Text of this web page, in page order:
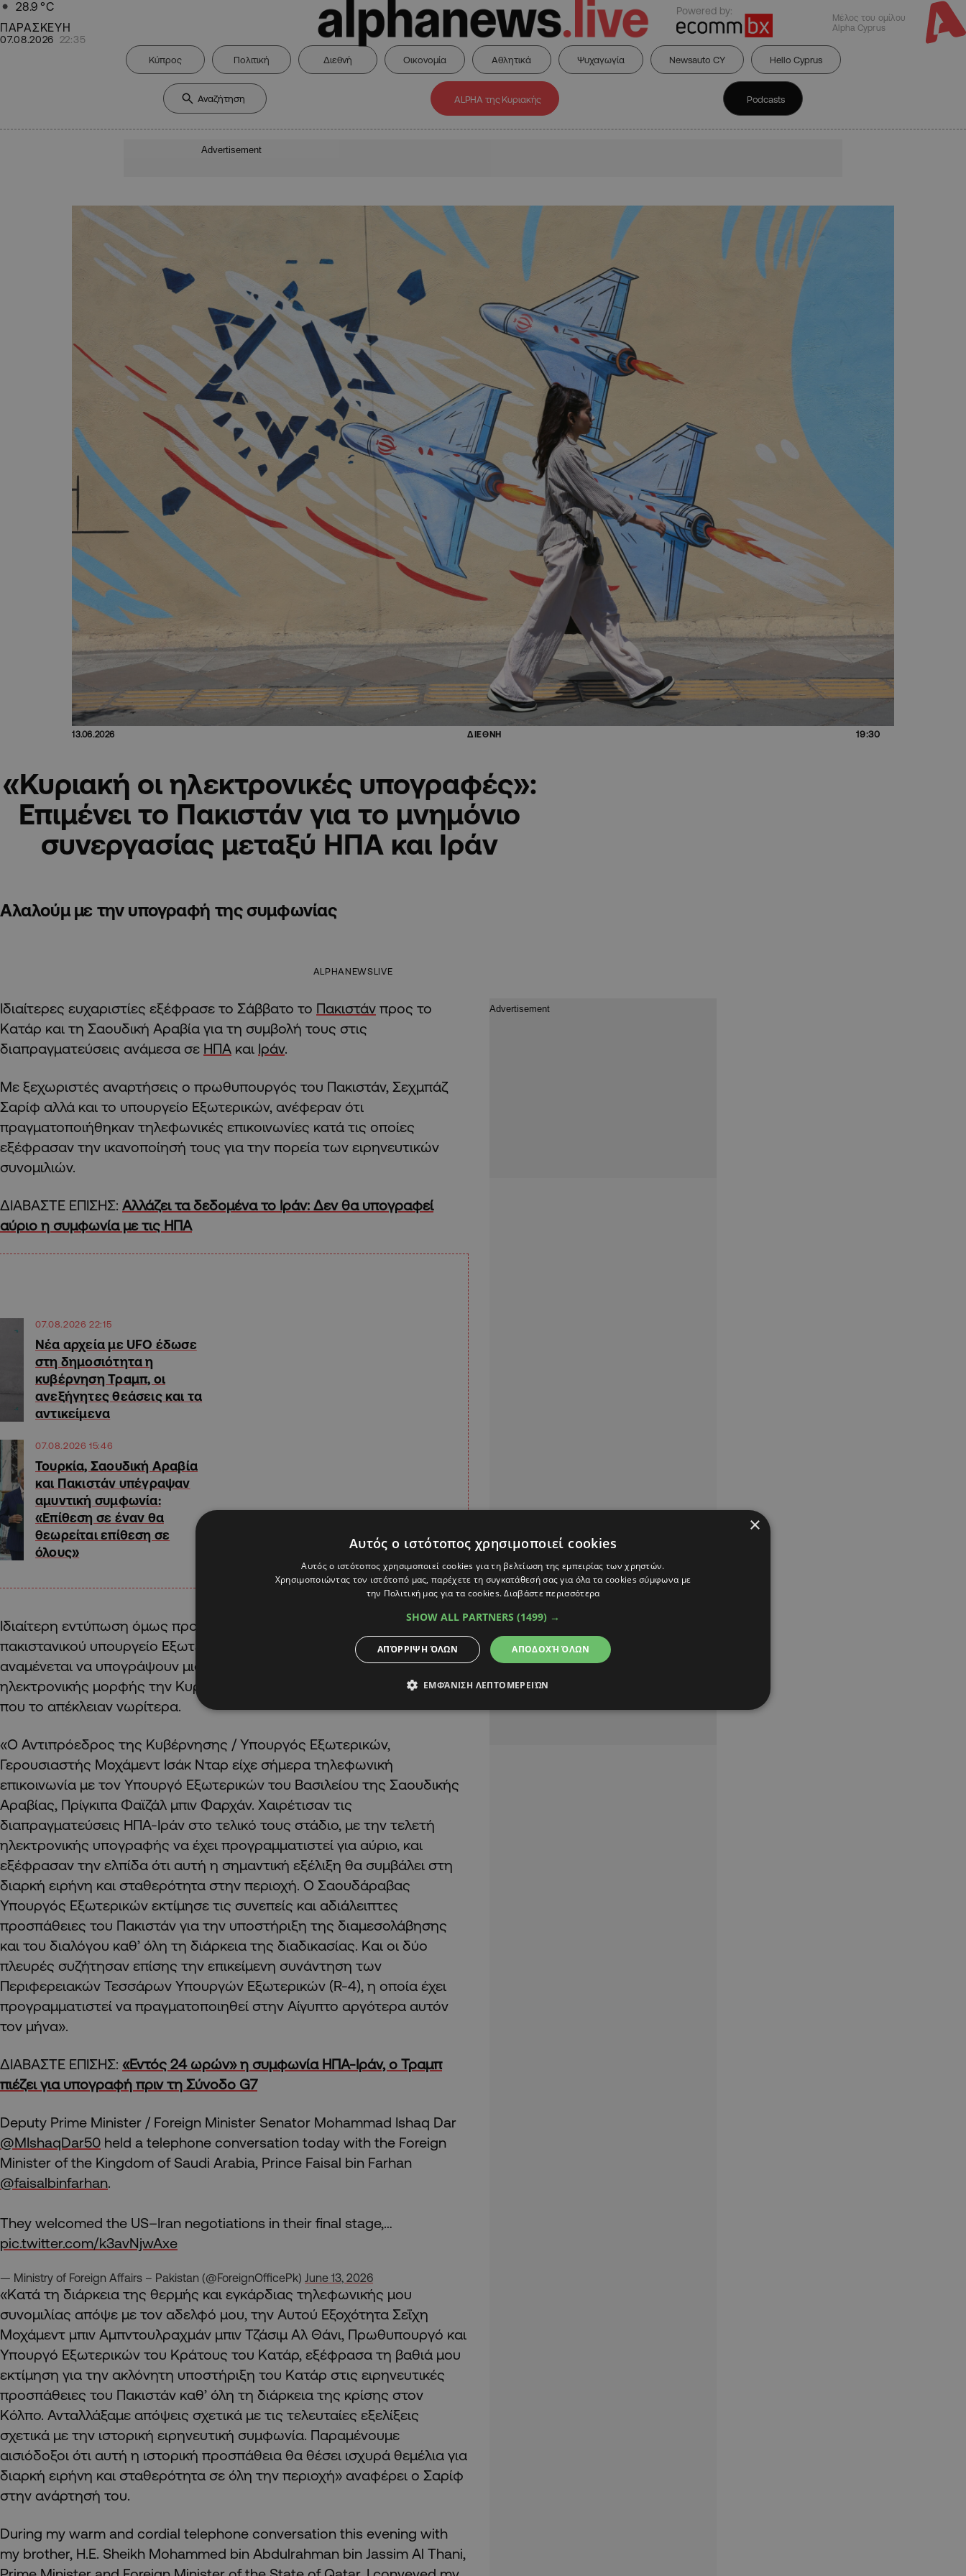
28.9 °C
ΠΑΡΑΣΚΕΥΗ
07.08.2026 22:35
Powered by:
Μέλος του ομίλου
Alpha Cyprus
Κύπρος Πολιτική Διεθνή Οικονομία Αθλητικά Ψυχαγωγία Newsauto CY Hello Cyprus
ALPHA της Κυριακής Podcasts
Advertisement
13.06.2026 ΔΙΕΘΝΗ 19:30
«Κυριακή οι ηλεκτρονικές υπογραφές»:
Επιμένει το Πακιστάν για το μνημόνιο
συνεργασίας μεταξύ ΗΠΑ και Ιράν
Αλαλούμ με την υπογραφή της συμφωνίας
ALPHANEWSLIVE
Ιδιαίτερες ευχαριστίες εξέφρασε το Σάββατο το Πακιστάν προς το
Κατάρ και τη Σαουδική Αραβία για τη συμβολή τους στις
διαπραγματεύσεις ανάμεσα σε ΗΠΑ και Ιράν.
Με ξεχωριστές αναρτήσεις ο πρωθυπουργός του Πακιστάν, Σεχμπάζ
Σαρίφ αλλά και το υπουργείο Εξωτερικών, ανέφεραν ότι
πραγματοποιήθηκαν τηλεφωνικές επικοινωνίες κατά τις οποίες
εξέφρασαν την ικανοποίησή τους για την πορεία των ειρηνευτικών
συνομιλιών.
ΔΙΑΒΑΣΤΕ ΕΠΙΣΗΣ: Αλλάζει τα δεδομένα το Ιράν: Δεν θα υπογραφεί
αύριο η συμφωνία με τις ΗΠΑ
07.08.2026 22:15
Νέα αρχεία με UFO έδωσε
στη δημοσιότητα η
κυβέρνηση Τραμπ, οι
ανεξήγητες θεάσεις και τα
αντικείμενα
07.08.2026 15:46
Τουρκία, Σαουδική Αραβία
και Πακιστάν υπέγραψαν
αμυντική συμφωνία:
«Επίθεση σε έναν θα
θεωρείται επίθεση σε
όλους»
Ιδιαίτερη εντύπωση όμως προκαλεί το γεγονός ότι, στην ανάρτηση του
πακιστανικού υπουργείο Εξωτερικών αναφέρεται πως ΗΠΑ και Ιράν
αναμένεται να υπογράψουν μια συμφωνία εξ αποστάσεως
ηλεκτρονικής μορφής την Κυριακή, αντικρούοντας τις ιρανικές θέσεις
που το απέκλειαν νωρίτερα.
«Ο Αντιπρόεδρος της Κυβέρνησης / Υπουργός Εξωτερικών,
Γερουσιαστής Μοχάμεντ Ισάκ Νταρ είχε σήμερα τηλεφωνική
επικοινωνία με τον Υπουργό Εξωτερικών του Βασιλείου της Σαουδικής
Αραβίας, Πρίγκιπα Φαϊζάλ μπιν Φαρχάν. Χαιρέτισαν τις
διαπραγματεύσεις ΗΠΑ-Ιράν στο τελικό τους στάδιο, με την τελετή
ηλεκτρονικής υπογραφής να έχει προγραμματιστεί για αύριο, και
εξέφρασαν την ελπίδα ότι αυτή η σημαντική εξέλιξη θα συμβάλει στη
διαρκή ειρήνη και σταθερότητα στην περιοχή. Ο Σαουδάραβας
Υπουργός Εξωτερικών εκτίμησε τις συνεπείς και αδιάλειπτες
προσπάθειες του Πακιστάν για την υποστήριξη της διαμεσολάβησης
και του διαλόγου καθ’ όλη τη διάρκεια της διαδικασίας. Και οι δύο
πλευρές συζήτησαν επίσης την επικείμενη συνάντηση των
Περιφερειακών Τεσσάρων Υπουργών Εξωτερικών (R-4), η οποία έχει
προγραμματιστεί να πραγματοποιηθεί στην Αίγυπτο αργότερα αυτόν
τον μήνα».
ΔΙΑΒΑΣΤΕ ΕΠΙΣΗΣ: «Εντός 24 ωρών» η συμφωνία ΗΠΑ-Ιράν, ο Τραμπ
πιέζει για υπογραφή πριν τη Σύνοδο G7
Deputy Prime Minister / Foreign Minister Senator Mohammad Ishaq Dar
@MIshaqDar50 held a telephone conversation today with the Foreign
Minister of the Kingdom of Saudi Arabia, Prince Faisal bin Farhan
@faisalbinfarhan.
They welcomed the US–Iran negotiations in their final stage,…
pic.twitter.com/k3avNjwAxe
— Ministry of Foreign Affairs – Pakistan (@ForeignOfficePk) June 13, 2026
«Κατά τη διάρκεια της θερμής και εγκάρδιας τηλεφωνικής μου
συνομιλίας απόψε με τον αδελφό μου, την Αυτού Εξοχότητα Σεΐχη
Μοχάμεντ μπιν Αμπντουλραχμάν μπιν Τζάσιμ Αλ Θάνι, Πρωθυπουργό και
Υπουργό Εξωτερικών του Κράτους του Κατάρ, εξέφρασα τη βαθιά μου
εκτίμηση για την ακλόνητη υποστήριξη του Κατάρ στις ειρηνευτικές
προσπάθειες του Πακιστάν καθ’ όλη τη διάρκεια της κρίσης στον
Κόλπο. Ανταλλάξαμε απόψεις σχετικά με τις τελευταίες εξελίξεις
σχετικά με την ιστορική ειρηνευτική συμφωνία. Παραμένουμε
αισιόδοξοι ότι αυτή η ιστορική προσπάθεια θα θέσει ισχυρά θεμέλια για
διαρκή ειρήνη και σταθερότητα σε όλη την περιοχή» αναφέρει ο Σαρίφ
στην ανάρτησή του.
During my warm and cordial telephone conversation this evening with
my brother, H.E. Sheikh Mohammed bin Abdulrahman bin Jassim Al Thani,
×
Αυτός ο ιστότοπος χρησιμοποιεί cookies
Αυτός ο ιστότοπος χρησιμοποιεί cookies για τη βελτίωση της εμπειρίας των χρηστών.
Χρησιμοποιώντας τον ιστότοπό μας, παρέχετε τη συγκατάθεσή σας για όλα τα cookies σύμφωνα με
την Πολιτική μας για τα cookies.Διαβάστε περισσότερα
SHOW ALL PARTNERS (1499) →
ΑΠΟΔΟΧΉ ΌΛΩΝ
ΑΠΌΡΡΙΨΗ ΌΛΩΝ
ΕΜΦΆΝΙΣΗ ΛΕΠΤΟΜΕΡΕΙΏΝ